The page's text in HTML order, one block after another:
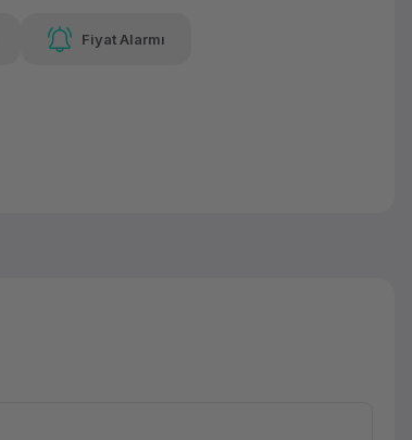
Fiyat Alarmı